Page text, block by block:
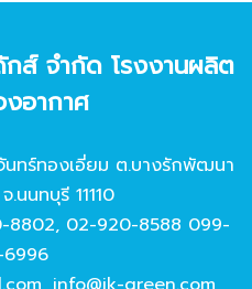
กส์ จํากัด โรงงานผลิต
อากาศ
ทร์ทองเอี่ยม ต.บางรักพัฒนา
นนทบุรี 11110
8802, 02-920-8588 099-